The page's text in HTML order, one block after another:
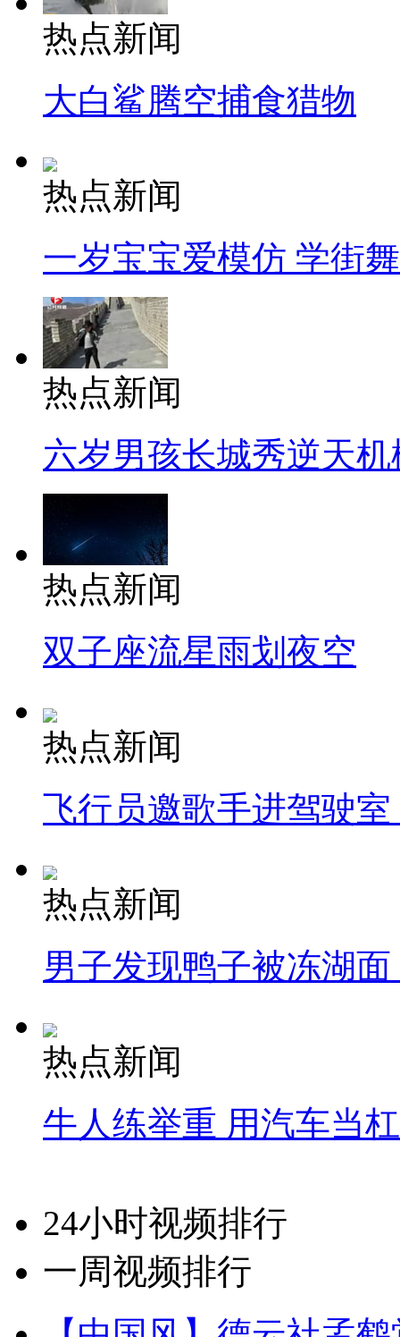
热点新闻
大白鲨腾空捕食猎物
热点新闻
一岁宝宝爱模仿 学街
热点新闻
六岁男孩长城秀逆天机
热点新闻
双子座流星雨划夜空
热点新闻
飞行员邀歌手进驾驶
热点新闻
男子发现鸭子被冻湖
热点新闻
牛人练举重 用汽车当
24小时视频排行
一周视频排行